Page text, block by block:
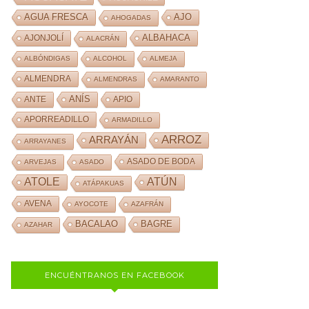
AGUA FRESCA AHOGADAS AJO
AJONJOLÍ ALACRÁN ALBAHACA
ALBÓNDIGAS ALCOHOL ALMEJA
ALMENDRA ALMENDRAS AMARANTO
ANTE ANÍS APIO
APORREADILLO ARMADILLO
ARRAYANES ARRAYÁN ARROZ
ARVEJAS ASADO ASADO DE BODA
ATOLE ATÁPAKUAS ATÚN
AVENA AYOCOTE AZAFRÁN
AZAHAR BACALAO BAGRE
ENCUÉNTRANOS EN FACEBOOK